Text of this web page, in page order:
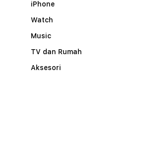
iPhone
Watch
Music
TV dan Rumah
Aksesori